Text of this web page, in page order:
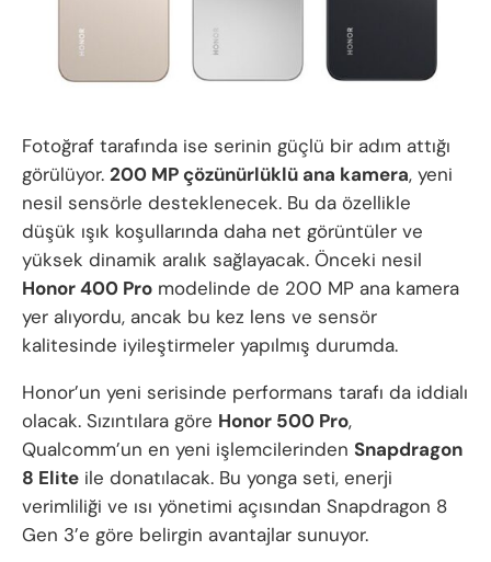
Fotoğraf tarafında ise serinin güçlü bir adım attığı
görülüyor. 200 MP çözünürlüklü ana kamera, yeni
nesil sensörle desteklenecek. Bu da özellikle
düşük ışık koşullarında daha net görüntüler ve
yüksek dinamik aralık sağlayacak. Önceki nesil
Honor 400 Pro modelinde de 200 MP ana kamera
yer alıyordu, ancak bu kez lens ve sensör
kalitesinde iyileştirmeler yapılmış durumda.
Honor’un yeni serisinde performans tarafı da iddialı
olacak. Sızıntılara göre Honor 500 Pro,
Qualcomm’un en yeni işlemcilerinden Snapdragon
8 Elite ile donatılacak. Bu yonga seti, enerji
verimliliği ve ısı yönetimi açısından Snapdragon 8
Gen 3’e göre belirgin avantajlar sunuyor.